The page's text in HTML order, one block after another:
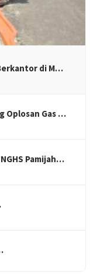
di M…
Oplosan Gas …
Pamijah…